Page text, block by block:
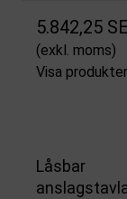
5.842,25
(exkl. moms)
Visa
Låsbar